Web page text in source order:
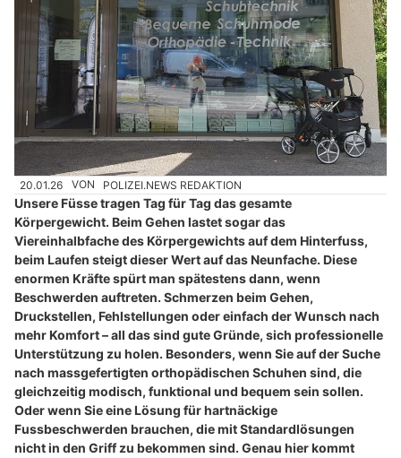
20.01.26 VON POLIZEI.NEWS REDAKTION
Unsere Füsse tragen Tag für Tag das gesamte
Körpergewicht. Beim Gehen lastet sogar das
Viereinhalbfache des Körpergewichts auf dem Hinterfuss,
beim Laufen steigt dieser Wert auf das Neunfache. Diese
enormen Kräfte spürt man spätestens dann, wenn
Beschwerden auftreten. Schmerzen beim Gehen,
Druckstellen, Fehlstellungen oder einfach der Wunsch nach
mehr Komfort – all das sind gute Gründe, sich professionelle
Unterstützung zu holen. Besonders, wenn Sie auf der Suche
nach massgefertigten orthopädischen Schuhen sind, die
gleichzeitig modisch, funktional und bequem sein sollen.
Oder wenn Sie eine Lösung für hartnäckige
Fussbeschwerden brauchen, die mit Standardlösungen
nicht in den Griff zu bekommen sind. Genau hier kommt